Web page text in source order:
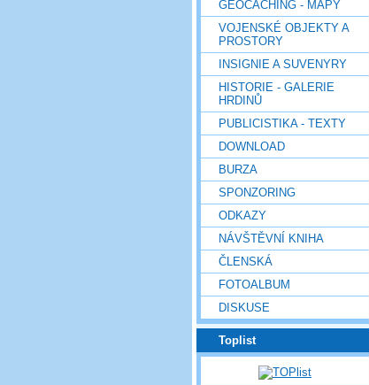
GEOCACHING - MAPY
VOJENSKÉ OBJEKTY A
PROSTORY
INSIGNIE A SUVENYRY
HISTORIE - GALERIE
HRDINŮ
PUBLICISTIKA - TEXTY
DOWNLOAD
BURZA
SPONZORING
ODKAZY
NÁVŠTĚVNÍ KNIHA
ČLENSKÁ
FOTOALBUM
DISKUSE
Toplist